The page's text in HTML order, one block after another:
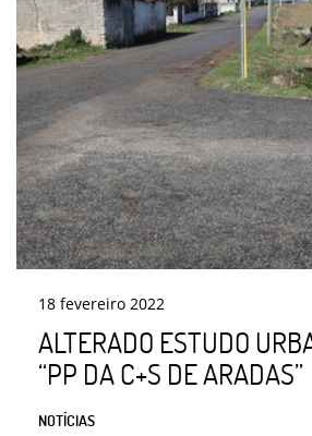
18 fevereiro 2022
ALTERADO ESTUDO
“PP DA C+S DE ARADAS”
NOTÍCIAS